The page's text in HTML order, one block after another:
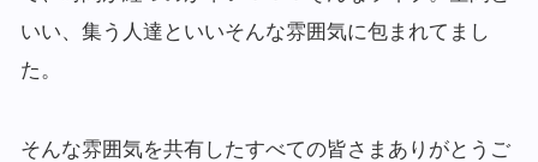
いい、集う人達といいそんな雰囲気に包まれてまし
た。
そんな雰囲気を共有したすべての皆さまありがとうご